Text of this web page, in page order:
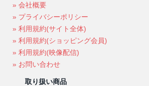
» 会社概要
» プライバシーポリシー
» 利用規約(サイト全体)
» 利用規約(ショッピング会員)
» 利用規約(映像配信)
» お問い合わせ
取り扱い商品